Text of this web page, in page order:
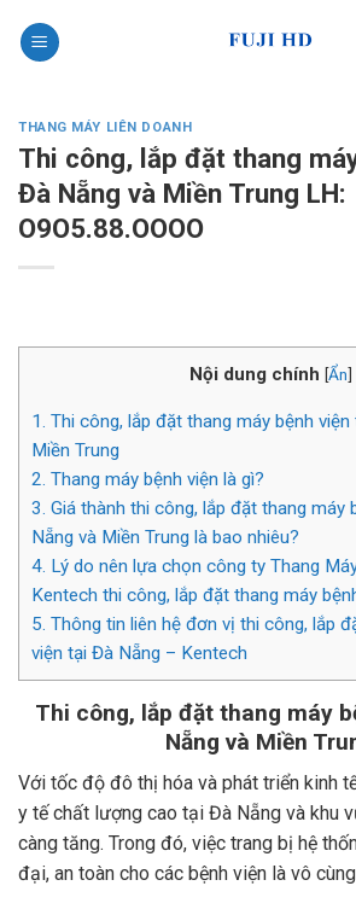
THANG MÁY LIÊN DOANH
Thi công, lắp đặt thang
Đà Nẵng và Miền Trung LH:
O9O5.88.OOOO
Nội dung chính [Ẩn]
1. Thi công, lắp đặt thang máy bệnh
Miền Trung
2. Thang máy bệnh viện là gì?
3. Giá thành thi công, lắp đặt thang máy
Nẵng và Miền Trung là bao nhiêu?
4. Lý do nên lựa chọn công ty Thang
Kentech thi công, lắp đặt thang máy
5. Thông tin liên hệ đơn vị thi công, lắp
viện tại Đà Nẵng – Kentech
Thi công, lắp đặt thang máy
Nẵng và Miền
Với tốc độ đô thị hóa và phát triển kinh
y tế chất lượng cao tại Đà Nẵng và khu
càng tăng. Trong đó, việc trang bị hệ
đại, an toàn cho các bệnh viện là vô